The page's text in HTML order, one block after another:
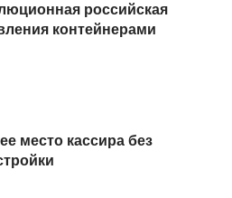
российская
контейнерами
место кассира без